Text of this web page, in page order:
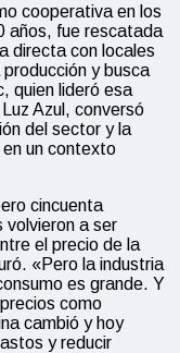
cooperativa en los
años, fue rescatada
directa con locales
y busca
quien lideró esa
Azul, conversó
del sector y la
un contexto
cincuenta
volvieron a ser
el precio de la
«Pero la industria
es grande. Y
como
cambió y hoy
y reducir